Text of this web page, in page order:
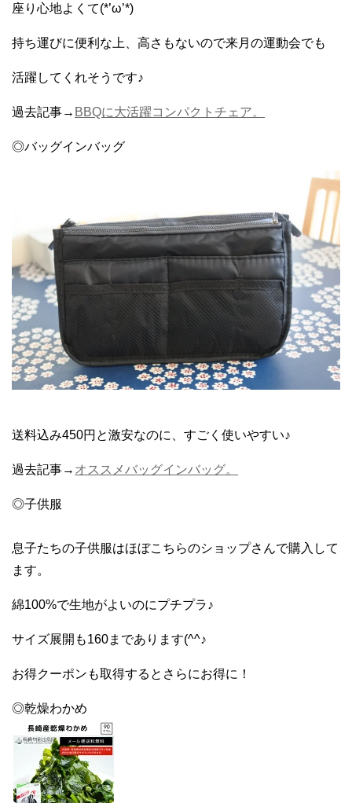
座り心地よくて(*’ω’*)
持ち運びに便利な上、高さもないので来月の運動会でも
活躍してくれそうです♪
過去記事→ BBQに大活躍コンパクトチェア。
◎バッグインバッグ
送料込み450円と激安なのに、すごく使いやすい♪
過去記事→ オススメバッグインバッグ。
◎子供服
息子たちの子供服はほぼこちらのショップさんで購入して
ます。
綿100%で生地がよいのにプチプラ♪
サイズ展開も160まであります(^^♪
お得クーポンも取得するとさらにお得に！
◎乾燥わかめ